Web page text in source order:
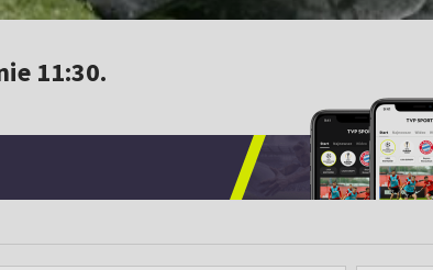
11:30.